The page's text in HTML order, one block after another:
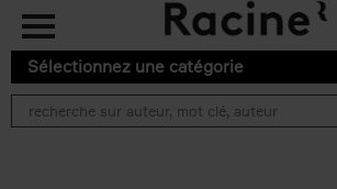
Aller au contenu principal
Sélectionnez une catégorie